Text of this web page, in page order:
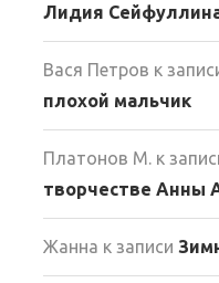
Лидия
Вася Петров к
плохой мальчик
Платонов М. к
творчестве Анны
Жанна к записи